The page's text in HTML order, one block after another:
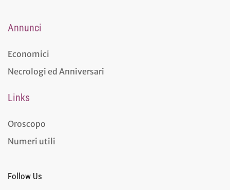
Annunci
Economici
Necrologi ed Anniversari
Links
Oroscopo
Numeri utili
Follow Us